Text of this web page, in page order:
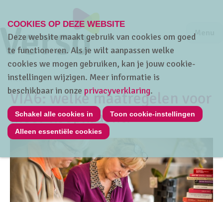
Jump
Menu
Home
VIA6: welke maatregelen voor
meer koopkracht?
COOKIES OP DEZE WEBSITE
Deze website maakt gebruik van cookies om goed
te functioneren. Als je wilt aanpassen welke
cookies we mogen gebruiken, kan je jouw cookie-
instellingen wijzigen. Meer informatie is
beschikbaar in onze privacyverklaring.
Schakel alle cookies in Toon cookie-instellingen
Alleen essentiële cookies